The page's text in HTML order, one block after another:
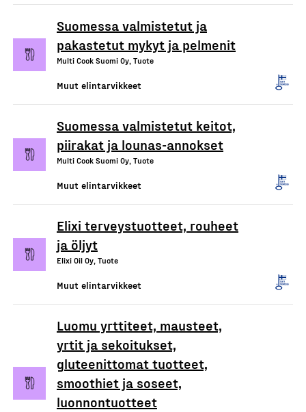
Suomessa valmistetut ja
pakastetut mykyt ja pelmenit
Multi Cook Suomi Oy, Tuote
Muut elintarvikkeet
Suomessa valmistetut keitot,
piirakat ja lounas-annokset
Multi Cook Suomi Oy, Tuote
Muut elintarvikkeet
Elixi terveystuotteet, rouheet
ja öljyt
Elixi Oil Oy, Tuote
Muut elintarvikkeet
Luomu yrttiteet, mausteet,
yrtit ja sekoitukset,
gluteenittomat tuotteet,
smoothiet ja soseet,
luonnontuotteet